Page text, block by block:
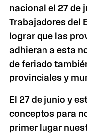
nacional el 27 de
Trabajadores del
lograr que las
adhieran a esta
de feriado
provinciales y
El 27 de junio y
conceptos para
primer lugar